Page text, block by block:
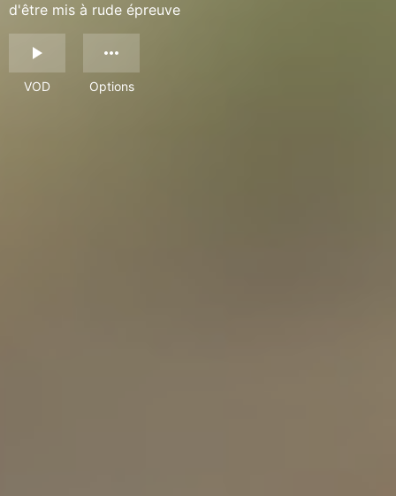
d'être mis à rude épreuve
VOD Options